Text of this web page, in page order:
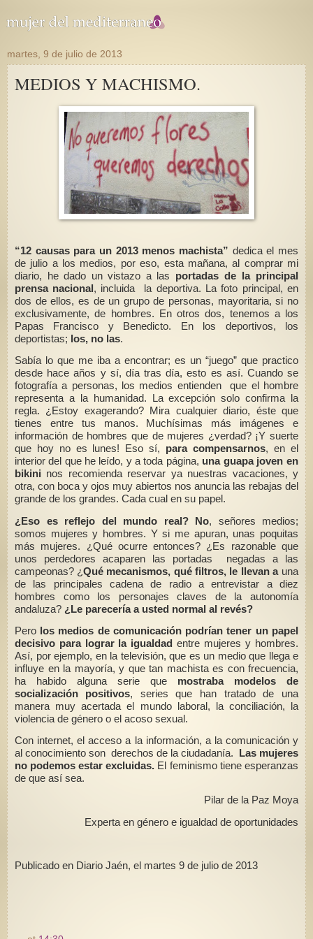
martes, 9 de julio de 2013
MEDIOS Y MACHISMO.
“12 causas para un 2013 menos machista” dedica el mes
de julio a los medios, por eso, esta mañana, al comprar mi
diario, he dado un vistazo a las portadas de la principal
prensa nacional , incluida la deportiva. La foto principal, en
dos de ellos, es de un grupo de personas, mayoritaria, si no
exclusivamente, de hombres. En otros dos, tenemos a los
Papas Francisco y Benedicto. En los deportivos, los
deportistas; los, no las.
Sabía lo que me iba a encontrar; es un “juego” que practico
desde hace años y sí, día tras día, esto es así. Cuando se
fotografía a personas, los medios entienden que el hombre
representa a la humanidad. La excepción solo confirma la
regla. ¿Estoy exagerando? Mira cualquier diario, éste que
tienes entre tus manos. Muchísimas más imágenes e
información de hombres que de mujeres ¿verdad? ¡Y suerte
que hoy no es lunes! Eso sí, para compensarnos, en el
interior del que he leído, y a toda página, una guapa joven en
bikini nos recomienda reservar ya nuestras vacaciones, y
otra, con boca y ojos muy abiertos nos anuncia las rebajas del
grande de los grandes. Cada cual en su papel.
¿Eso es reflejo del mundo real? No, señores medios;
somos mujeres y hombres. Y si me apuran, unas poquitas
más mujeres. ¿Qué ocurre entonces? ¿Es razonable que
unos perdedores acaparen las portadas negadas a las
campeonas? ¿Qué mecanismos, qué filtros, le llevan auna
de las principales cadena de radio a entrevistar a diez
hombres como los personajes claves de la autonomía
andaluza? ¿Le parecería a usted normal al revés?
Pero los medios de comunicación podrían tener un papel
decisivo para lograr la igualdad entre mujeres y hombres.
Así, por ejemplo, en la televisión, que es un medio que llega e
influye en la mayoría, y que tan machista es con frecuencia,
ha habido alguna serie que mostraba modelos de
socialización positivos, series que han tratado de una
manera muy acertada el mundo laboral, la conciliación, la
violencia de género o el acoso sexual.
Con internet, el acceso a la información, a la comunicación y
al conocimiento son derechos de la ciudadanía.
Las mujeres
no podemos estar excluidas. El feminismo tiene esperanzas
de que así sea.
Pilar de la Paz Moya
Experta en género e igualdad de oportunidades
Publicado en Diario Jaén, el martes 9 de julio de 2013